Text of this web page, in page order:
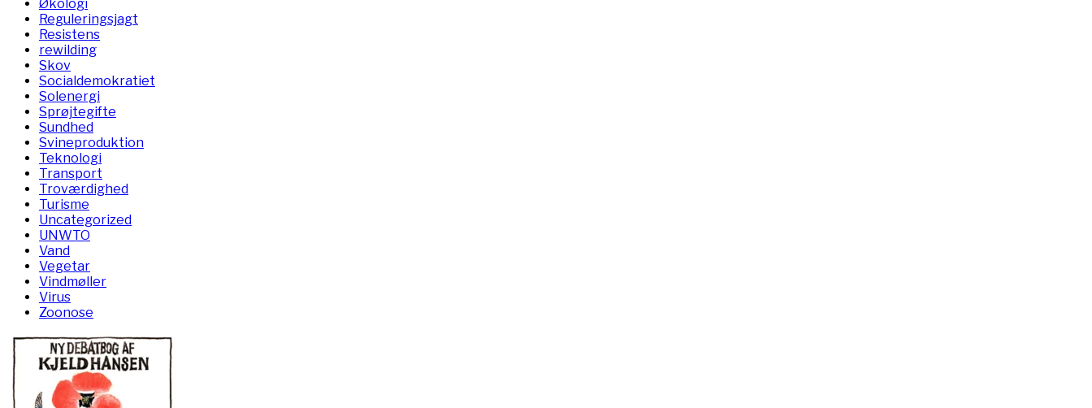
Økologi
Reguleringsjagt
Resistens
rewilding
Skov
Socialdemokratiet
Solenergi
Sprøjtegifte
Sundhed
Svineproduktion
Teknologi
Transport
Troværdighed
Turisme
Uncategorized
UNWTO
Vand
Vegetar
Vindmøller
Virus
Zoonose